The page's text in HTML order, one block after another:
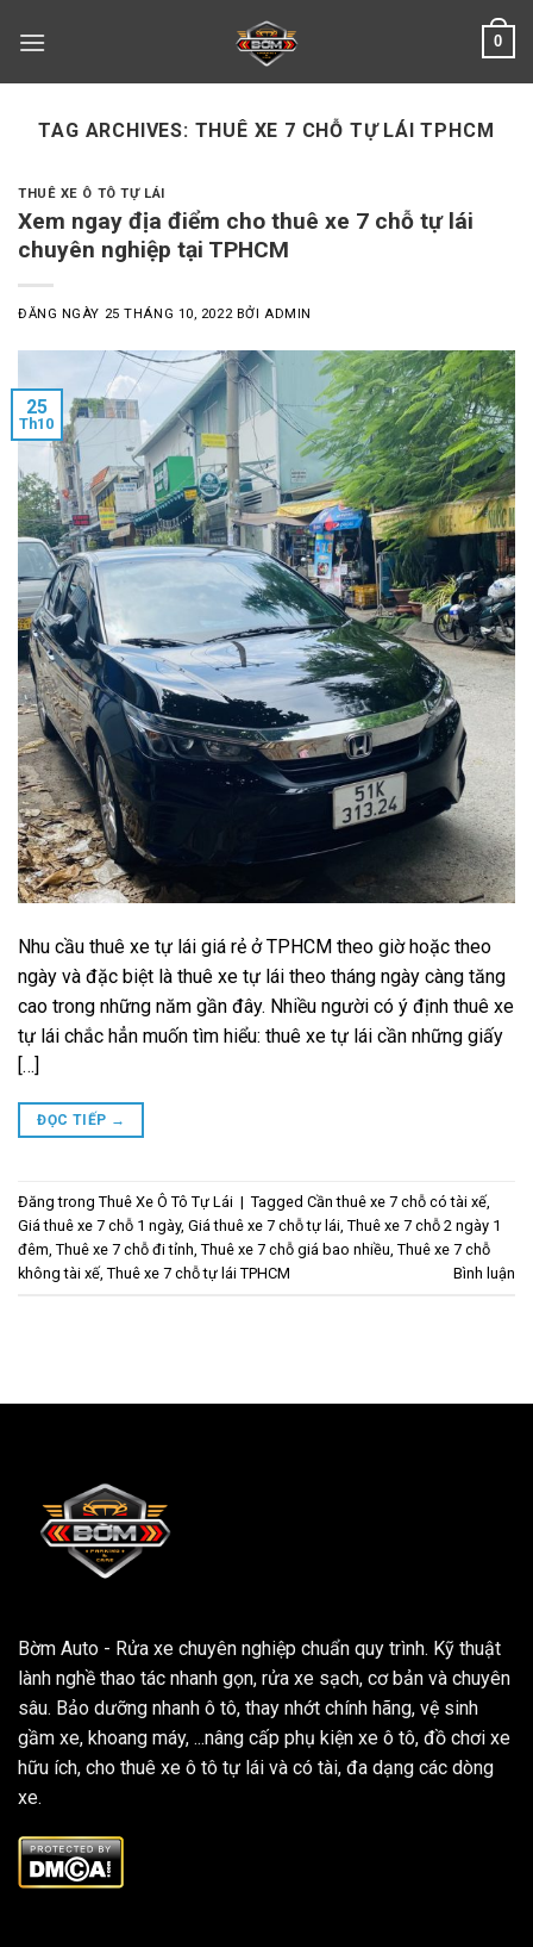
0
TAG ARCHIVES: THUÊ XE 7 CHỖ TỰ LÁI TPHCM
THUÊ XE Ô TÔ TỰ LÁI
Xem ngay địa điểm cho thuê xe 7 chỗ tự lái
chuyên nghiệp tại TPHCM
ĐĂNG NGÀY 25 THÁNG 10, 2022 BỞI ADMIN
25
Th10
Nhu cầu thuê xe tự lái giá rẻ ở TPHCM theo giờ hoặc theo
ngày và đặc biệt là thuê xe tự lái theo tháng ngày càng tăng
cao trong những năm gần đây. Nhiều người có ý định thuê xe
tự lái chắc hẳn muốn tìm hiểu: thuê xe tự lái cần những giấy
[…]
ĐỌC TIẾP →
Đăng trong Thuê Xe Ô Tô Tự Lái | Tagged Cần thuê xe 7 chỗ có tài xế,
Giá thuê xe 7 chỗ 1 ngày, Giá thuê xe 7 chỗ tự lái Thuê xe 7 chỗ 2 ngày 1
đêm Thuê xe 7 chỗ đi tỉnh Thuê xe 7 chỗ giá bao nhiều Thuê xe 7 chỗ
không tài xế, Thuê xe 7 chỗ tự lái TPHCM Bình luận
Bờm Auto - Rửa xe chuyên nghiệp chuẩn quy trình. Kỹ thuật
lành nghề thao tác nhanh gọn, rửa xe sạch, cơ bản và chuyên
sâu. Bảo dưỡng nhanh ô tô, thay nhớt chính hãng, vệ sinh
gầm xe, khoang máy, ...nâng cấp phụ kiện xe ô tô, đồ chơi xe
hữu ích, cho thuê xe ô tô tự lái và có tài, đa dạng các dòng
xe.